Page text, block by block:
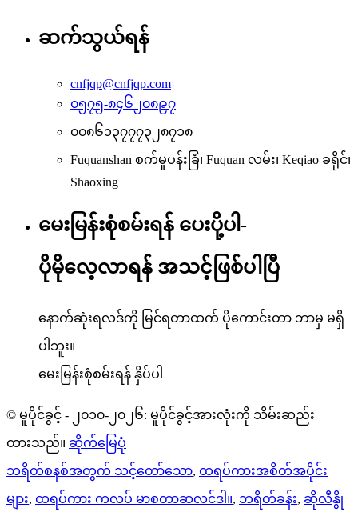
ဆက်သွယ်ရန်
cnfjqp@cnfjqp.com
၀၅၇၅-၈၄၆၂၀၈၉၇
၀၀၈၆၁၃၇၇၇၃၂၈၇၁၈
Fuquanshan စက်မှုပန်းခြံ၊ Fuquan လမ်း၊ Keqiao ခရိုင်၊
Shaoxing
မေးမြန်းစုံစမ်းရန် ပေးပို့ပါ-
ပိုမိုလေ့လာရန် အသင့်ဖြစ်ပါပြီ
နောက်ဆုံးရလဒ်ကို မြင်ရတာထက် ပိုကောင်းတာ ဘာမှ မရှိ
ပါဘူး။
မေးမြန်းစုံစမ်းရန် နှိပ်ပါ
© မူပိုင်ခွင့် - ၂၀၁၀-၂၀၂၆: မူပိုင်ခွင့်အားလုံးကို သိမ်းဆည်း
ထားသည်။ ဆိုက်မြေပုံ
ဘရိတ်စနစ်အတွက် သင့်တော်သော, ထရပ်ကားအစိတ်အပိုင်း
များ, ထရပ်ကား ကလပ် မာစတာဆလင်ဒါ။, ဘရိတ်ခန်း, ဆိုလီနွို